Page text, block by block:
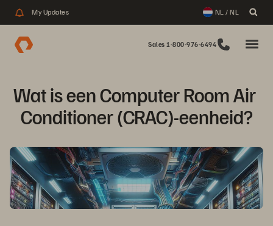
My Updates NL / NL
Sales 1-800-976-6494
Wat is een Computer Room Air
Conditioner (CRAC)-eenheid?